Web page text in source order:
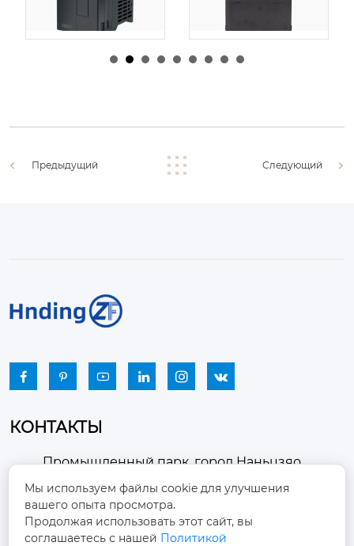
由admin |30 1 月,
由admin |29 1 月,
Предыдущий Следующий
     
КОНТАКТЫ

Промышленный парк, город Наньцзяо,
район Чжоуцунь, город Цзыбо, провинция
Шаньдун
 winston-xu@hengdingfan.com
Мы используем файлы cookie для улучшения
вашего опыта просмотра.
Продолжая использовать этот сайт, вы
соглашаетесь с нашей Политикой